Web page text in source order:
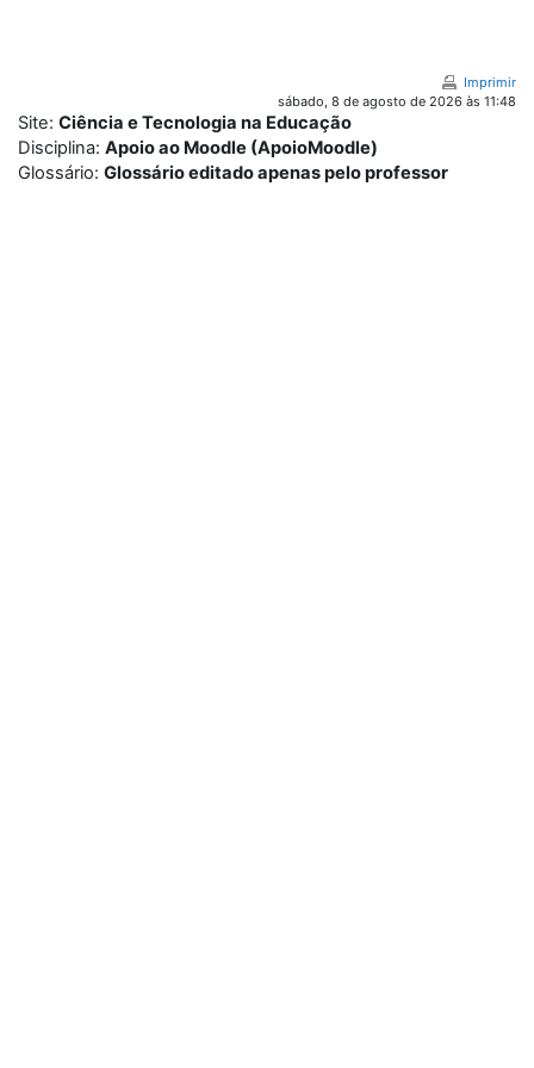
Imprimir
sábado, 8 de agosto de 2026 às 11:48
Site: Ciência e Tecnologia na Educação
Disciplina: Apoio ao Moodle (ApoioMoodle)
Glossário: Glossário editado apenas pelo professor